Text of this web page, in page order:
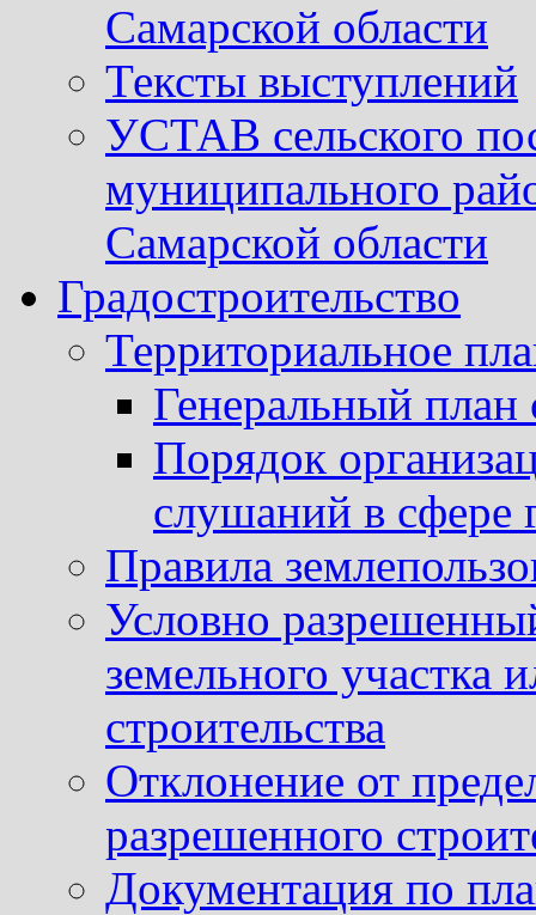
Самарской области
Тексты выступлений
УСТАВ сельского
муниципального
Самарской области
Градостроительство
Территориальное
Генеральный план
Порядок
слушаний в сфере
Правила
Условно
земельного участка
строительства
Отклонение от
разрешенного
Документация по